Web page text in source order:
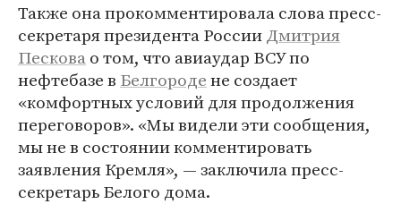
Также она прокомментировала слова пресс-
секретаря президента РоссииДмитрия
Песковао том, что авиаудар ВСУ по
нефтебазе в Белгородене создает
«комфортных условий для продолжения
переговоров». «Мы видели эти сообщения,
мы не в состоянии комментировать
заявления Кремля», — заключила пресс-
секретарь Белого дома.